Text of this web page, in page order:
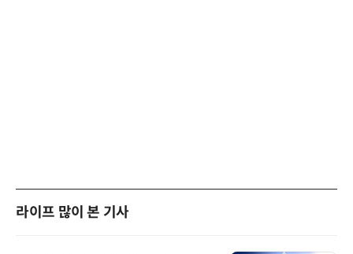
라이프 많이 본 기사